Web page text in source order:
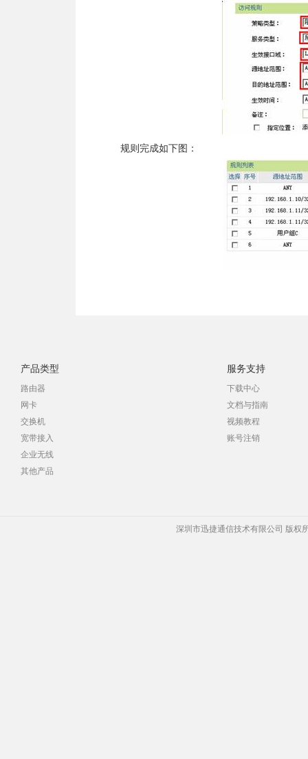
规则完成如下图：
产品类型
路由器
网卡
交换机
宽带接入
企业无线
其他产品
服务支持
下载中心
文档与指南
视频教程
账号注销
深圳市迅捷通信技术有限公司 版权